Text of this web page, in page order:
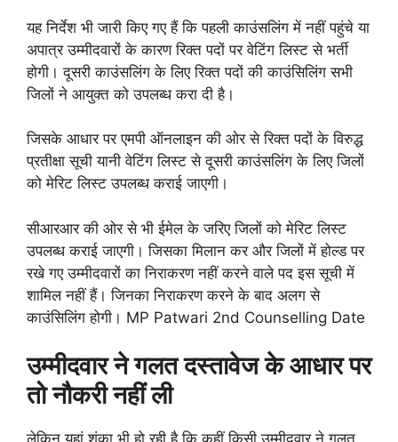
यह निर्देश भी जारी किए गए हैं कि पहली काउंसलिंग में नहीं पहुंचे या
अपात्र उम्मीदवारों के कारण रिक्त पदों पर वेटिंग लिस्ट से भर्ती
होगी। दूसरी काउंसलिंग के लिए रिक्त पदों की काउंसिलिंग सभी
जिलों ने आयुक्त को उपलब्ध करा दी है।
जिसके आधार पर एमपी ऑनलाइन की ओर से रिक्त पदों के विरुद्ध
प्रतीक्षा सूची यानी वेटिंग लिस्ट से दूसरी काउंसलिंग के लिए जिलों
को मेरिट लिस्ट उपलब्ध कराई जाएगी।
सीआरआर की ओर से भी ईमेल के जरिए जिलों को मेरिट लिस्ट
उपलब्ध कराई जाएगी। जिसका मिलान कर और जिलों में होल्ड पर
रखे गए उम्मीदवारों का निराकरण नहीं करने वाले पद इस सूची में
शामिल नहीं हैं। जिनका निराकरण करने के बाद अलग से
काउंसिलिंग होगी। MP Patwari 2nd Counselling Date
उम्मीदवार ने गलत दस्तावेज के आधार पर
तो नौकरी नहीं ली